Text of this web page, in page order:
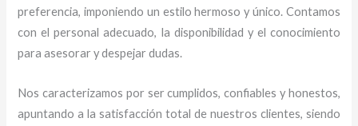
preferencia, imponiendo un estilo hermoso y único. Contamos
con el personal adecuado, la disponibilidad y el conocimiento
para asesorar y despejar dudas.
Nos caracterizamos por ser cumplidos, confiables y honestos,
apuntando a la satisfacción total de nuestros clientes, siendo